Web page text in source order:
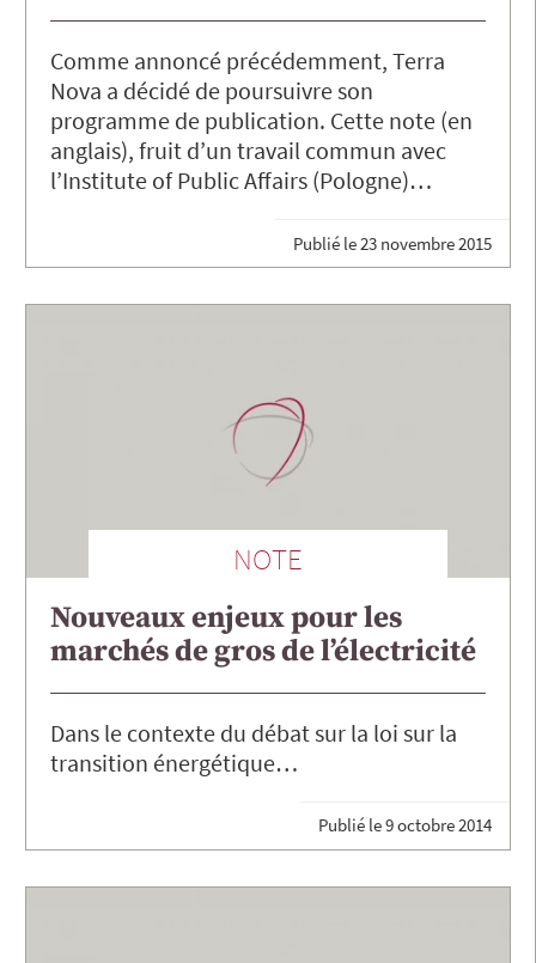
Comme annoncé précédemment, Terra
Nova a décidé de poursuivre son
programme de publication. Cette note (en
anglais), fruit d’un travail commun avec
l’Institute of Public Affairs (Pologne)…
Publié le23 novembre 2015
NOTE
Nouveaux enjeux pour les
marchés de gros de l’électricité
Dans le contexte du débat sur la loi sur la
transition énergétique…
Publié le9 octobre 2014